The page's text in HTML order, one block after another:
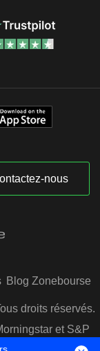
nous
Blog Zonebourse
droits réservés.
et S&P